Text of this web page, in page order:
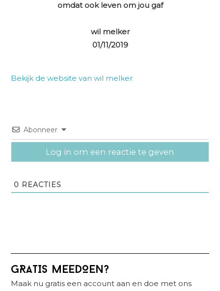
omdat ook leven om jou gaf
wil melker
01/11/2019
Bekijk de website van wil melker
Abonneer
Log in om een reactie te geven
0 REACTIES
Primaire
Sidebar
GRATIS MEEDOEN?
Maak nu gratis een account aan en doe met ons